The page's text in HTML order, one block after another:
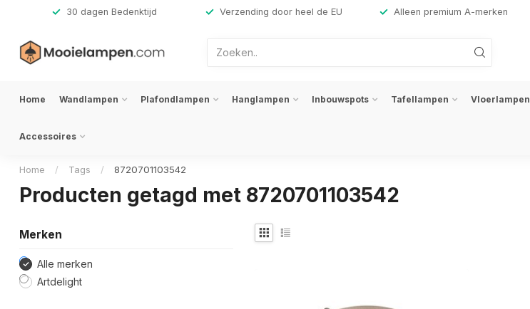
30 dagen Bedenktijd Verzending door heel de EU Alleen premium A-merken
Home Wandlampen Plafondlampen Hanglampen Inbouwspots Tafellampen Vloerlampen
Accessoires
Home / Tags / 8720701103542
Producten getagd met 8720701103542
Merken
Alle merken
Artdelight